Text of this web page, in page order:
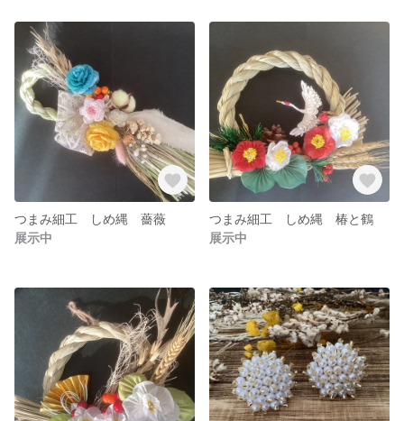
つまみ細工 しめ縄 薔薇
展示中
つまみ細工 しめ縄 椿と鶴
展示中